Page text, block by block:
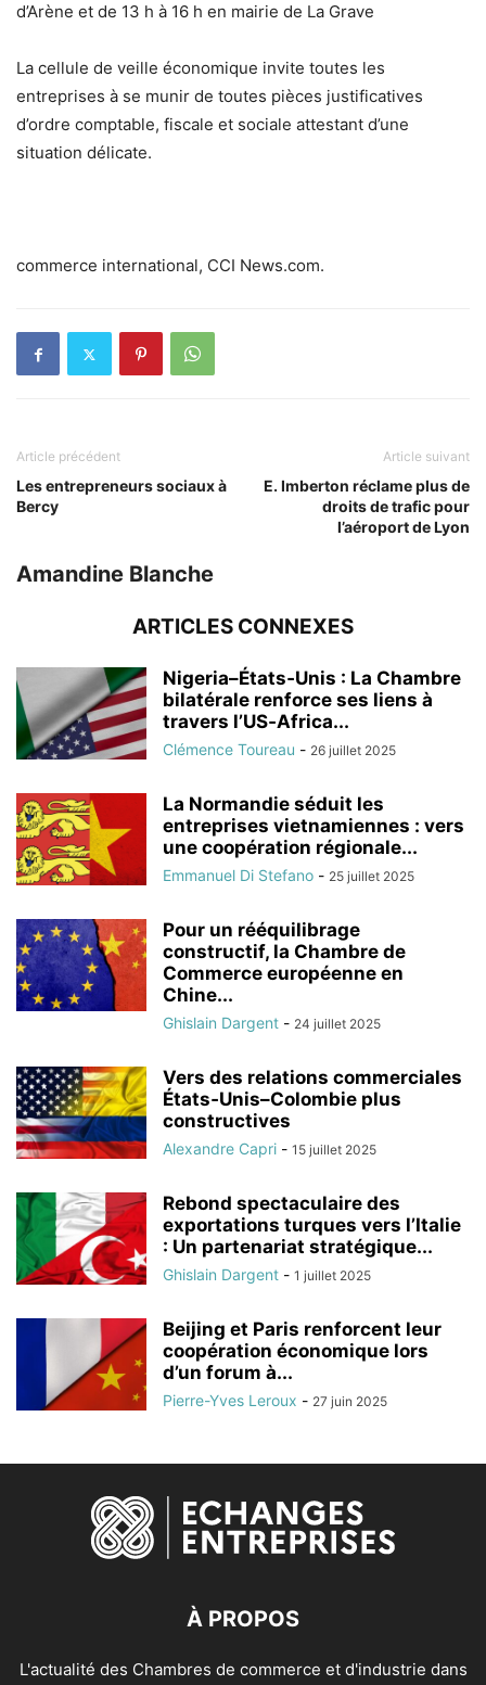
d’Arène et de 13 h à 16 h en mairie de La Grave
La cellule de veille économique invite toutes les
entreprises à se munir de toutes pièces justificatives
d’ordre comptable, fiscale et sociale attestant d’une
situation délicate.
commerce international, CCI News.com.
Article précédent
Les entrepreneurs sociaux à
Bercy
Article suivant
E. Imberton réclame plus de
droits de trafic pour
l’aéroport de Lyon
Amandine Blanche
ARTICLES CONNEXES
Nigeria–États‑Unis : La Chambre
bilatérale renforce ses liens à
travers l’US‑Africa...
Clémence Toureau - 26 juillet 2025
La Normandie séduit les
entreprises vietnamiennes : vers
une coopération régionale...
Emmanuel Di Stefano - 25 juillet 2025
Pour un rééquilibrage
constructif, la Chambre de
Commerce européenne en
Chine...
Ghislain Dargent - 24 juillet 2025
Vers des relations commerciales
États‑Unis–Colombie plus
constructives
Alexandre Capri - 15 juillet 2025
Rebond spectaculaire des
exportations turques vers l’Italie
: Un partenariat stratégique...
Ghislain Dargent - 1 juillet 2025
Beijing et Paris renforcent leur
coopération économique lors
d’un forum à...
Pierre-Yves Leroux - 27 juin 2025
À PROPOS
L'actualité des Chambres de commerce et d'industrie dans